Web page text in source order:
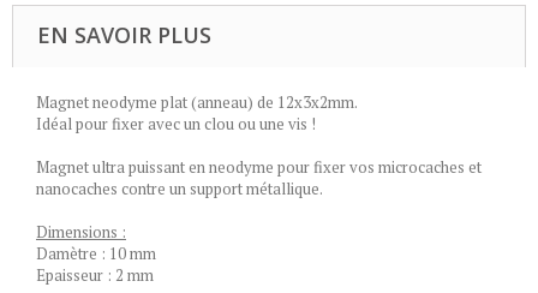
EN SAVOIR PLUS
Magnet neodyme plat (anneau) de 12x3x2mm.
Idéal pour fixer avec un clou ou une vis !
Magnet ultra puissant en neodyme pour fixer vos microcaches et
nanocaches contre un support métallique.
Dimensions :
Damètre : 10 mm
Epaisseur : 2 mm